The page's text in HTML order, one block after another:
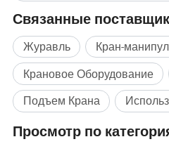
Максимальная высота подъема (м) 20
Количество сегментов штанги 6 или 7
Outrigger Span (мм)
Режим работы Руководство
Угол поворота 360°
Подробные фотографии
Связанные
Журавль
Кран-
Крановое Оборудование
Подъем Крана
Просмотр по